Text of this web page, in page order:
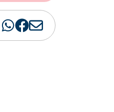
ShareShare
S